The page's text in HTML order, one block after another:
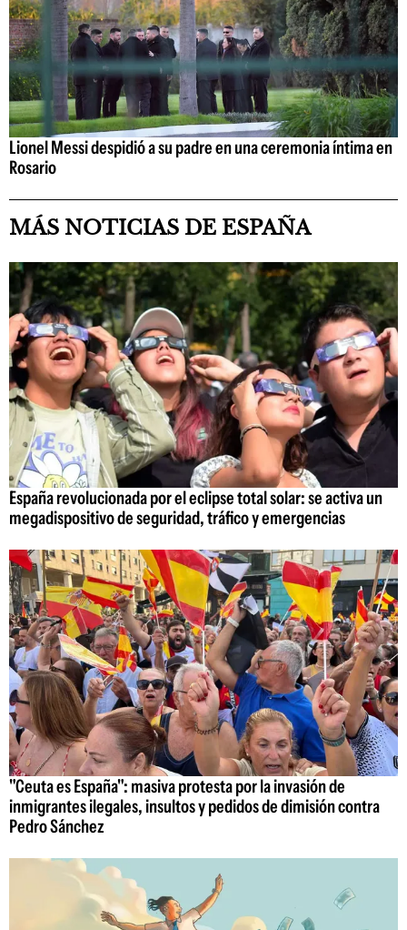
Lionel Messi despidió a su padre en una ceremonia íntima en
Rosario
MÁS NOTICIAS DE ESPAÑA
España revolucionada por el eclipse total solar: se activa un
megadispositivo de seguridad, tráfico y emergencias
"Ceuta es España": masiva protesta por la invasión de
inmigrantes ilegales, insultos y pedidos de dimisión contra
Pedro Sánchez